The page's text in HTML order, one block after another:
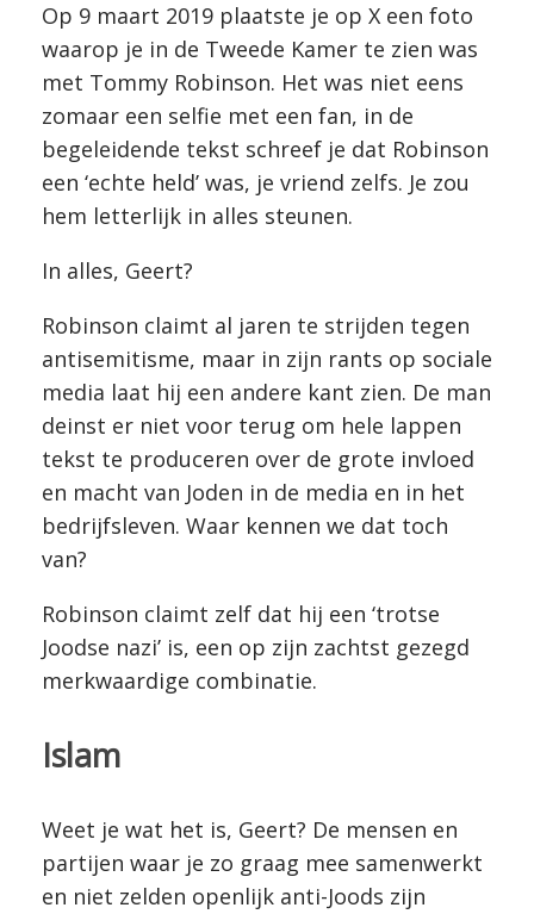
Op 9 maart 2019 plaatste je op X een foto
waarop je in de Tweede Kamer te zien was
met Tommy Robinson. Het was niet eens
zomaar een selfie met een fan, in de
begeleidende tekst schreef je dat Robinson
een ‘echte held’ was, je vriend zelfs. Je zou
hem letterlijk in alles steunen.
In alles, Geert?
Robinson claimt al jaren te strijden tegen
antisemitisme, maar in zijn rants op sociale
media laat hij een andere kant zien. De man
deinst er niet voor terug om hele lappen
tekst te produceren over de grote invloed
en macht van Joden in de media en in het
bedrijfsleven. Waar kennen we dat toch
van?
Robinson claimt zelf dat hij een ‘trotse
Joodse nazi’ is, een op zijn zachtst gezegd
merkwaardige combinatie.
Islam
Weet je wat het is, Geert? De mensen en
partijen waar je zo graag mee samenwerkt
en niet zelden openlijk anti-Joods zijn